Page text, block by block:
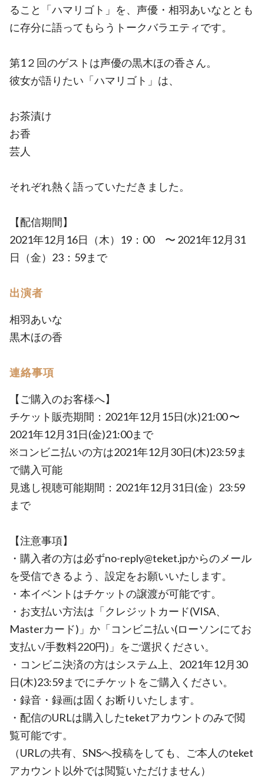
ること「ハマリゴト」を、声優・相羽あいなととも
に存分に語ってもらうトークバラエティです。
第1２回のゲストは声優の黒木ほの香さん。
彼女が語りたい「ハマリゴト」は、
お茶漬け
お香
芸人
それぞれ熱く語っていただきました。
【配信期間】
2021年12月16日（木）19：00 〜 2021年12月31
日（金）23：59まで
出演者
相羽あいな
黒木ほの香
連絡事項
【ご購入のお客様へ】
チケット販売期間：2021年12月15日(水)21:00 〜
2021年12月31日(金)21:00まで
※コンビニ払いの方は2021年12月30日(木)23:59ま
で購入可能
見逃し視聴可能期間：2021年12月31日(金）23:59
まで
【注意事項】
・購入者の方は必ずno-reply@teket.jpからのメール
を受信できるよう、設定をお願いいたします。
・本イベントはチケットの譲渡が可能です。
・お支払い方法は「クレジットカード(VISA、
Masterカード)」か「コンビニ払い(ローソンにてお
支払い/手数料220円)」をご選択ください。
・コンビニ決済の方はシステム上、2021年12月30
日(木)23:59までにチケットをご購入ください。
・録音・録画は固くお断りいたします。
・配信のURLは購入したteketアカウントのみで閲
覧可能です。
（URLの共有、SNSへ投稿をしても、ご本人のteket
アカウント以外では閲覧いただけません）